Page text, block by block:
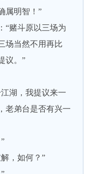
属明智！”
赌斗原以三场为
场当然不用再比
议。”
湖，我提议来一
老弟台是否有兴一
，如何？”